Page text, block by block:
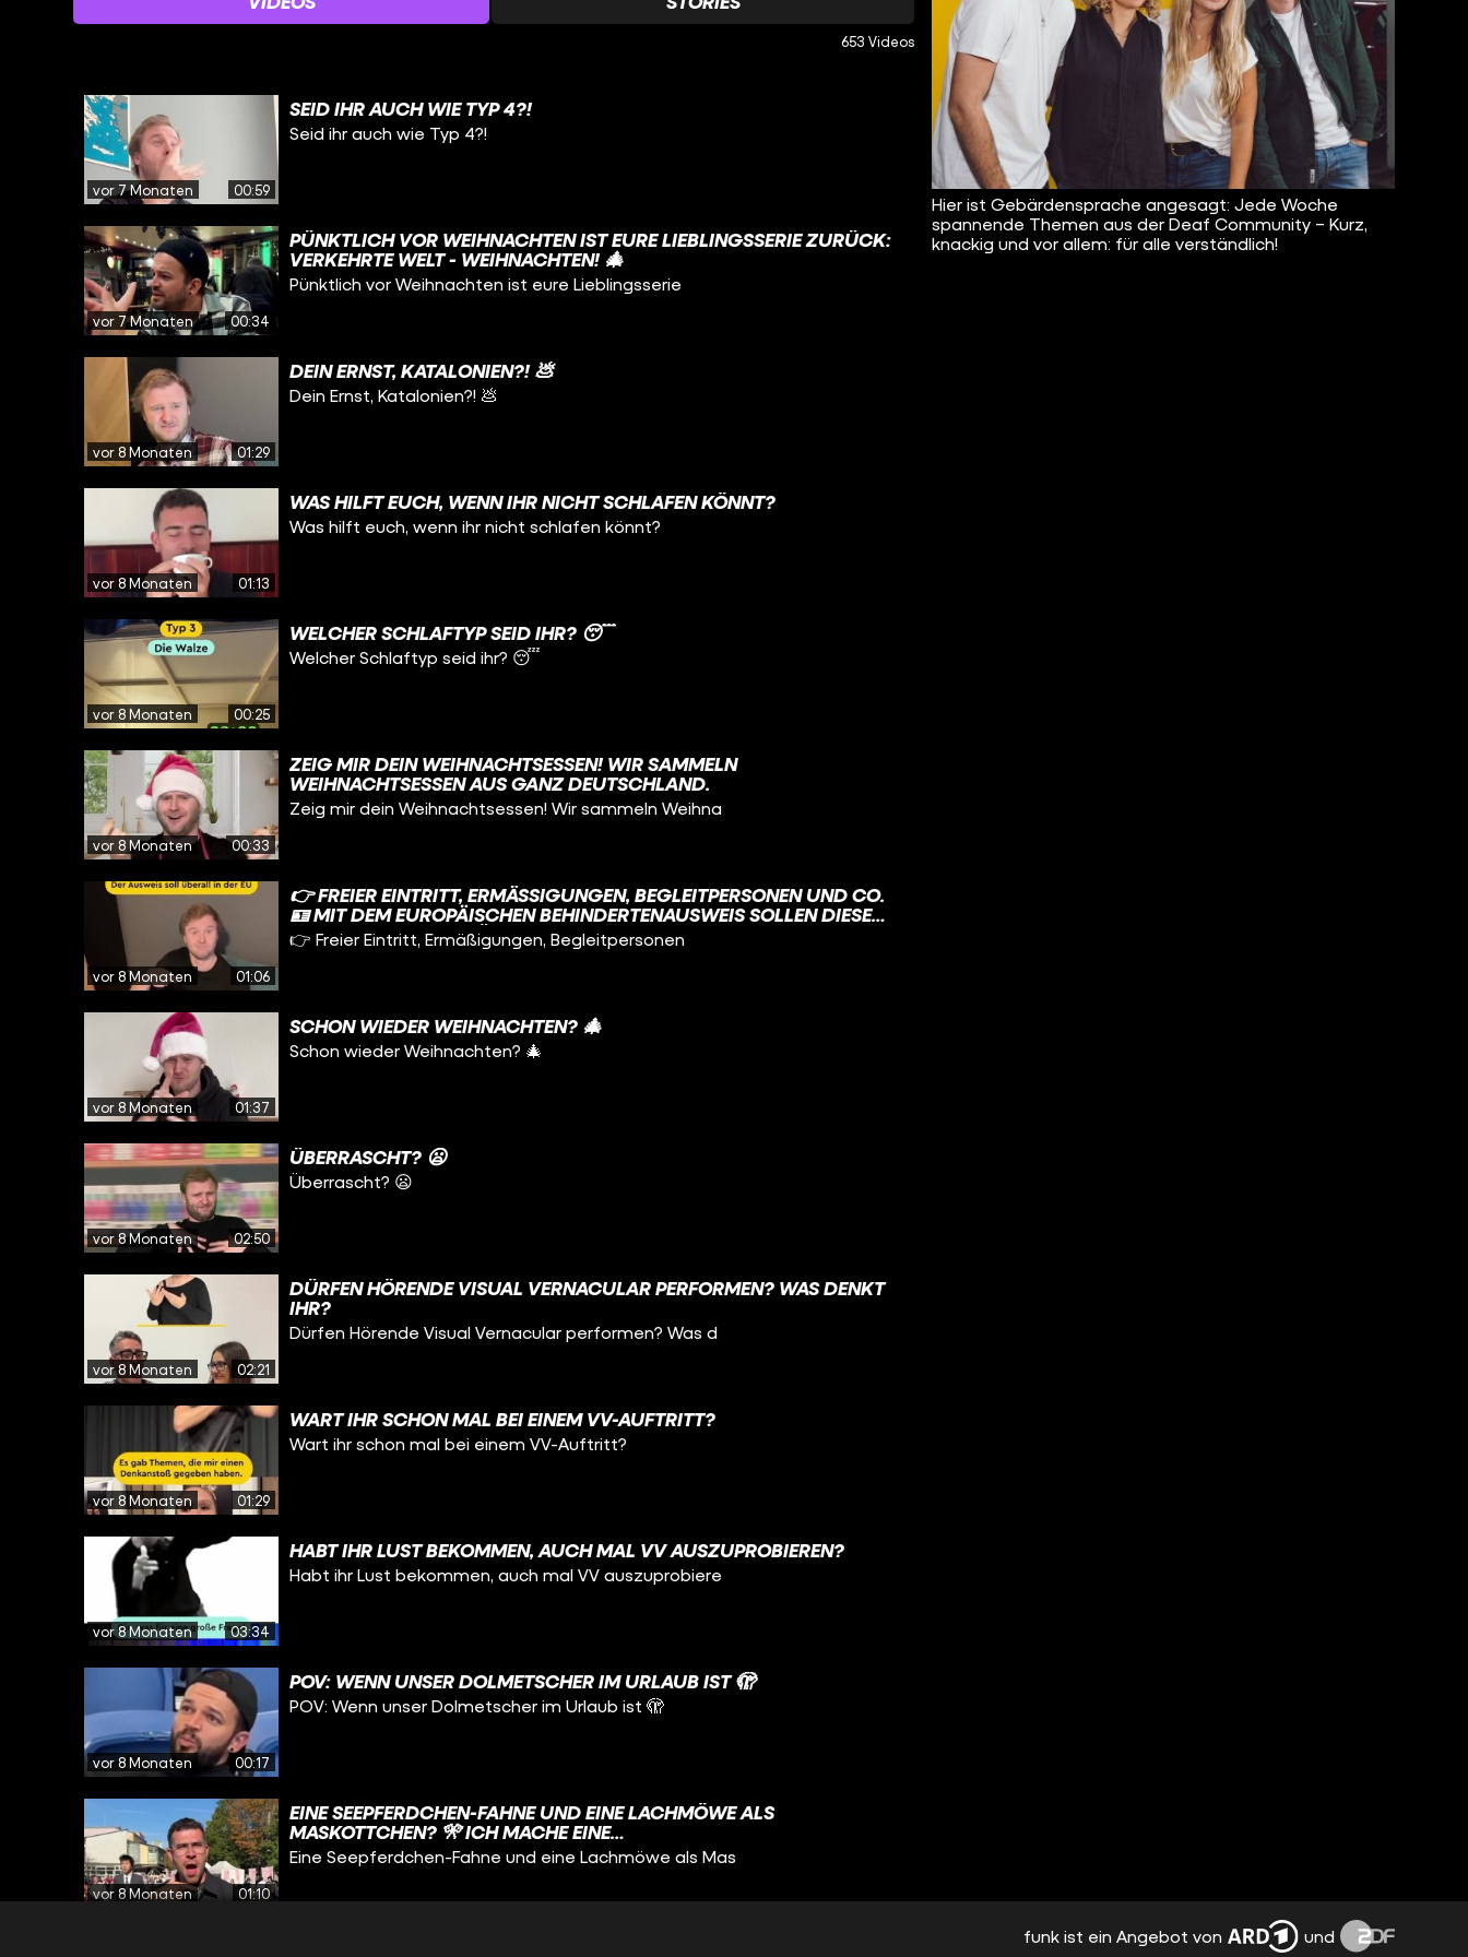
Hier ist Gebärdensprache angesagt: Jede Woche
spannende Themen aus der Deaf Community – Kurz,
knackig und vor allem: für alle verständlich!
653 Videos
vor 7 Monaten 00:59
SEID IHR AUCH WIE TYP 4?!
Seid ihr auch wie Typ 4?!
vor 7 Monaten 00:34
PÜNKTLICH VOR WEIHNACHTEN IST EURE LIEBLINGSSERIE ZURÜCK:
VERKEHRTE WELT - WEIHNACHTEN! 🎄
Pünktlich vor Weihnachten ist eure Lieblingsserie
vor 8 Monaten 01:29
DEIN ERNST, KATALONIEN?! 💩
Dein Ernst, Katalonien?! 💩
vor 8 Monaten 01:13
WAS HILFT EUCH, WENN IHR NICHT SCHLAFEN KÖNNT?
Was hilft euch, wenn ihr nicht schlafen könnt?
vor 8 Monaten 00:25
WELCHER SCHLAFTYP SEID IHR? 😴
Welcher Schlaftyp seid ihr? 😴
vor 8 Monaten 00:33
ZEIG MIR DEIN WEIHNACHTSESSEN! WIR SAMMELN
WEIHNACHTSESSEN AUS GANZ DEUTSCHLAND.
Zeig mir dein Weihnachtsessen! Wir sammeln Weihna
vor 8 Monaten 01:06
👉 FREIER EINTRITT, ERMÄSSIGUNGEN, BEGLEITPERSONEN UND CO. 
 MIT DEM EUROPÄISCHEN BEHINDERTENAUSWEIS SOLLEN DIESE V
ORTEILE UND VERGÜNSTIGUNGEN IN ZUKUNFT IN ALLEN EU-L
ÄNDERN GELTEN❗
👉 Freier Eintritt, Ermäßigungen, Begleitpersonen
vor 8 Monaten 01:37
SCHON WIEDER WEIHNACHTEN? 🎄
Schon wieder Weihnachten? 🎄
vor 8 Monaten 02:50
ÜBERRASCHT? 😦
Überrascht? 😦
vor 8 Monaten 02:21
DÜRFEN HÖRENDE VISUAL VERNACULAR PERFORMEN? WAS DENKT
IHR?
Dürfen Hörende Visual Vernacular performen? Was d
vor 8 Monaten 01:29
WART IHR SCHON MAL BEI EINEM VV-AUFTRITT?
Wart ihr schon mal bei einem VV-Auftritt?
vor 8 Monaten 03:34
HABT IHR LUST BEKOMMEN, AUCH MAL VV AUSZUPROBIEREN? ⠀
Habt ihr Lust bekommen, auch mal VV auszuprobiere
vor 8 Monaten 00:17
POV: WENN UNSER DOLMETSCHER IM URLAUB IST 🫣
POV: Wenn unser Dolmetscher im Urlaub ist 🫣
vor 8 Monaten 01:10
EINE SEEPFERDCHEN-FAHNE UND EINE LACHMÖWE ALS
MASKOTTCHEN? 🎌 ICH MACHE EINE
TIERISCHE ENTDECKUNGSTOUR BEI DEN DEAFLYMPICS ☺️
Eine Seepferdchen-Fahne und eine Lachmöwe als Mas
funk ist ein Angebot von und